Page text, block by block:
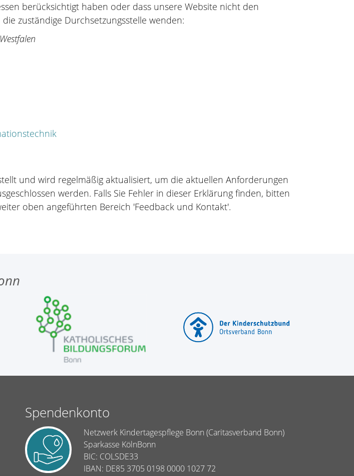
berücksichtigt haben oder dass unsere Website nicht den
zuständige Durchsetzungsstelle wenden:
und wird regelmäßig aktualisiert, um die aktuellen Anforderungen
werden. Falls Sie Fehler in dieser Erklärung finden, bitten
oben angeführten Bereich 'Feedback und Kontakt'.
Spendenkonto
Netzwerk Kindertagespflege Bonn (Caritasverband Bonn)
Sparkasse KölnBonn
BIC: COLSDE33
IBAN: DE85 3705 0198 0000 1027 72